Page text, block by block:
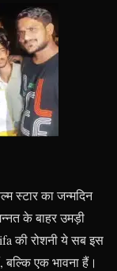
स्टार का जन्मदिन
के बाहर उमड़ी
की रोशनी ये सब इस
एक भावना हैं।